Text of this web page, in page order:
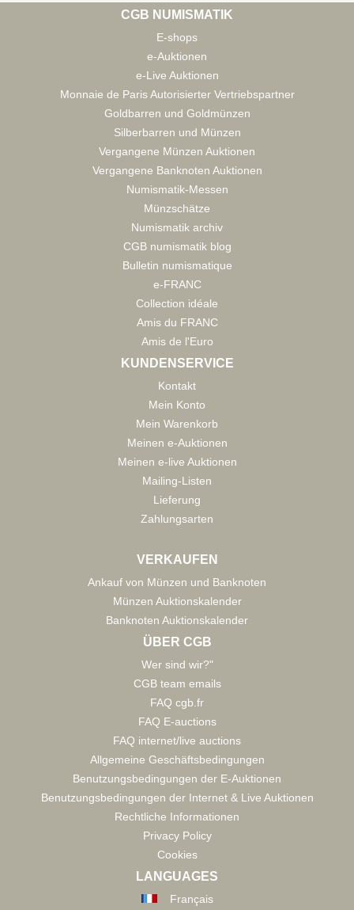
CGB NUMISMATIK
E-shops
e-Auktionen
e-Live Auktionen
Monnaie de Paris Autorisierter Vertriebspartner
Goldbarren und Goldmünzen
Silberbarren und Münzen
Vergangene Münzen Auktionen
Vergangene Banknoten Auktionen
Numismatik-Messen
Münzschätze
Numismatik archiv
CGB numismatik blog
Bulletin numismatique
e-FRANC
Collection idéale
Amis du FRANC
Amis de l'Euro
KUNDENSERVICE
Kontakt
Mein Konto
Mein Warenkorb
Meinen e-Auktionen
Meinen e-live Auktionen
Mailing-Listen
Lieferung
Zahlungsarten
VERKAUFEN
Ankauf von Münzen und Banknoten
Münzen Auktionskalender
Banknoten Auktionskalender
ÜBER CGB
Wer sind wir?"
CGB team emails
FAQ cgb.fr
FAQ E-auctions
FAQ internet/live auctions
Allgemeine Geschäftsbedingungen
Benutzungsbedingungen der E-Auktionen
Benutzungsbedingungen der Internet & Live Auktionen
Rechtliche Informationen
Privacy Policy
Cookies
LANGUAGES
Français